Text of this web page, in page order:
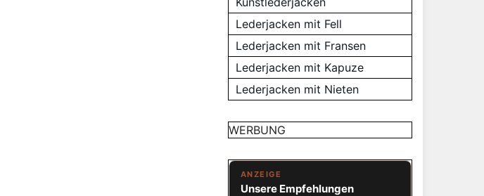
Lederjacken mit Fell
Lederjacken mit Fransen
Lederjacken mit Kapuze
Lederjacken mit Nieten
WERBUNG
ANZEIGE
Unsere Empfehlungen